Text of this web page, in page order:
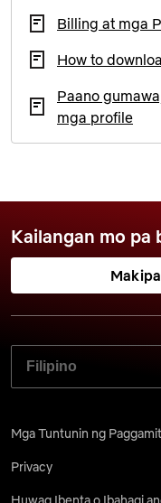
Billing at mga
How to
Paano
mga profile
Kailangan mo pa
PILIIN ANG GUSTO
Mga Tuntunin ng Paggamit
Privacy